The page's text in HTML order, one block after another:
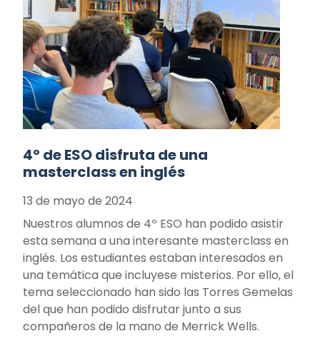
4º de ESO disfruta de una
masterclass en inglés
13 de mayo de 2024
Nuestros alumnos de 4º ESO han podido asistir
esta semana a una interesante masterclass en
inglés. Los estudiantes estaban interesados en
una temática que incluyese misterios. Por ello, el
tema seleccionado han sido las Torres Gemelas
del que han podido disfrutar junto a sus
compañeros de la mano de Merrick Wells.